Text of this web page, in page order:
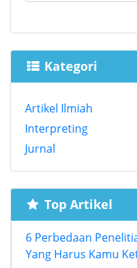
Kategori
Artikel Ilmiah
Interpreting
Jurnal
Top Artikel
6 Perbedaan
Yang Harus Kamu